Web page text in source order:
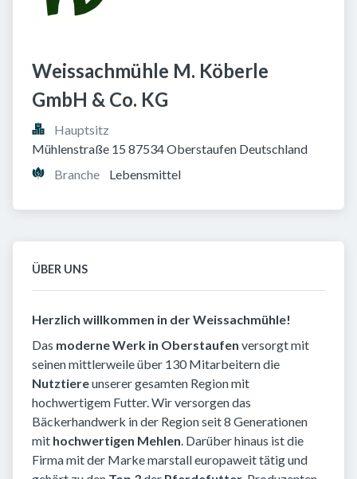
Weissachmühle M. Köberle
GmbH & Co. KG
Hauptsitz
Mühlenstraße 15 87534 Oberstaufen Deutschland
Branche
Lebensmittel
ÜBER UNS
Herzlich willkommen in der Weissachmühle!
Das moderne Werk in Oberstaufen versorgt mit
seinen mittlerweile über 130 Mitarbeitern die
Nutztiereunserer gesamten Region mit
hochwertigem Futter. Wir versorgen das
Bäckerhandwerk in der Region seit 8 Generationen
mit hochwertigen Mehlen . Darüber hinaus ist die
Firma mit der Marke marstall europaweit tätig und